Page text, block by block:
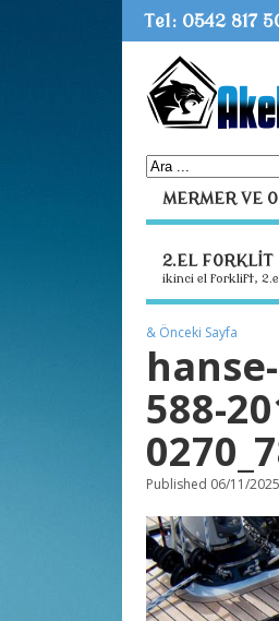
Tel: 0542 817
MERMER VE
2.EL FORKLİT
ikinci el forklift,
& Önceki Sayfa
588-
Published 06/11/2025